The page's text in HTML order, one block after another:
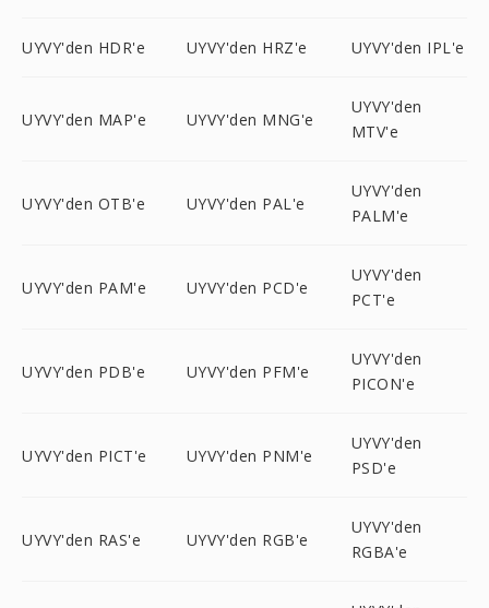
UYVY'den HDR'e UYVY'den HRZ'e UYVY'den IPL'e
UYVY'den MAP'e UYVY'den MNG'e
UYVY'den
MTV'e
UYVY'den OTB'e UYVY'den PAL'e
UYVY'den
PALM'e
UYVY'den PAM'e UYVY'den PCD'e
UYVY'den
PCT'e
UYVY'den PDB'e UYVY'den PFM'e
UYVY'den
PICON'e
UYVY'den PICT'e UYVY'den PNM'e
UYVY'den
PSD'e
UYVY'den RAS'e UYVY'den RGB'e
UYVY'den
RGBA'e